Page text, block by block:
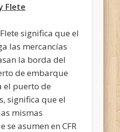
Flete
significa que el
las mercancías
la borda del
de embarque
el puerto de
significa que el
mismas
se asumen en CFR